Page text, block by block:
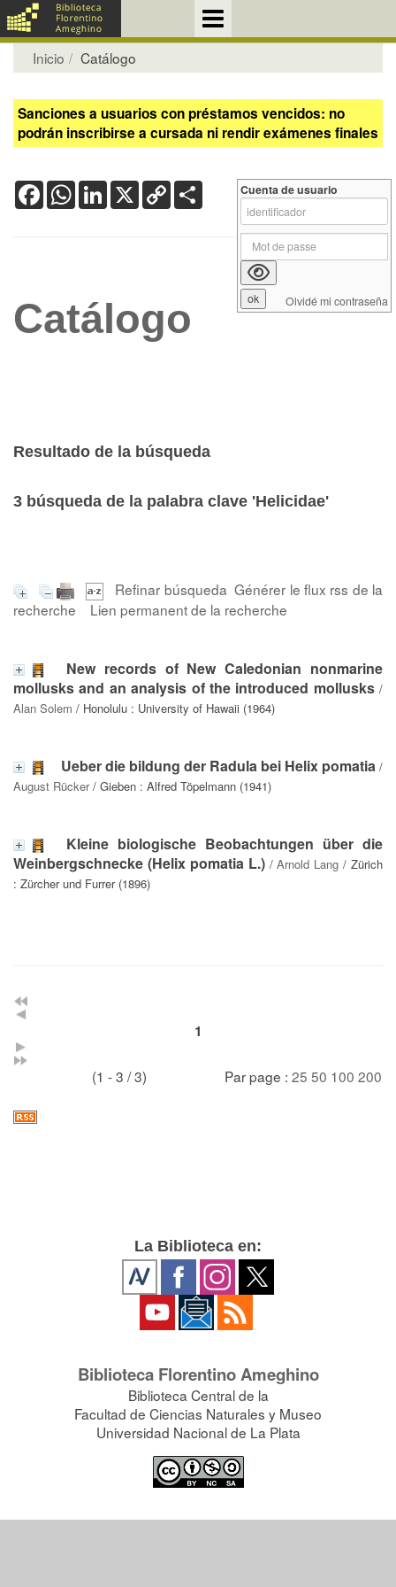
Inicio Catálogo
Sanciones a usuarios con préstamos vencidos: no
podrán inscribirse a cursada ni rendir exámenes finales
FacebookWhatsApp
LinkedIn
X Copy
Link
Catálogo
Resultado de la búsqueda
3 búsqueda de la palabra clave 'Helicidae'
Refinar búsqueda Générer le flux rss de la
recherche
Lien permanent de la recherche
New records of New Caledonian nonmarine
mollusks and an analysis of the introduced mollusks/
Alan Solem / Honolulu : University of Hawaii (1964)
Ueber die bildung der Radula bei Helix pomatia /
August Rücker/ Gieben : Alfred Töpelmann (1941)
Kleine biologische Beobachtungen über die
Weinbergschnecke (Helix pomatia L.)/Arnold Lang / Zürich
: Zürcher und Furrer (1896)
1
(1 - 3 / 3) Par page : 25 50 100 200
Cuenta de usuario
Olvidé mi contraseña
La Biblioteca en:
Biblioteca Florentino Ameghino
Biblioteca Central de la
Facultad de Ciencias Naturales y Museo
Universidad Nacional de La Plata